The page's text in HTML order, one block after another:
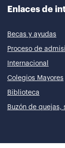
Enlaces de
Becas y ayudas
Proceso de
Internacional
Colegios Mayores
Biblioteca
Buzón de